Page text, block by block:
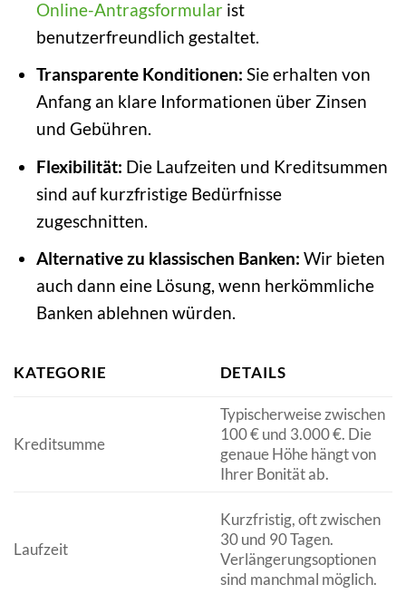
Online-Antragsformularist
benutzerfreundlich gestaltet.
Transparente Konditionen: Sie erhalten von
Anfang an klare Informationen über Zinsen
und Gebühren.
Flexibilität: Die Laufzeiten und Kreditsummen
sind auf kurzfristige Bedürfnisse
zugeschnitten.
Alternative zu klassischen Banken: Wir bieten
auch dann eine Lösung, wenn herkömmliche
Banken ablehnen würden.
KATEGORIE DETAILS
Kreditsumme
Typischerweise zwischen
100 € und 3.000 €. Die
genaue Höhe hängt von
Ihrer Bonität ab.
Laufzeit
Kurzfristig, oft zwischen
30 und 90 Tagen.
Verlängerungsoptionen
sind manchmal möglich.